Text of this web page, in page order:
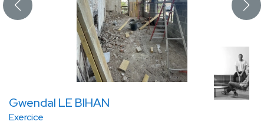
Gwendal LE BIHAN
Exercice